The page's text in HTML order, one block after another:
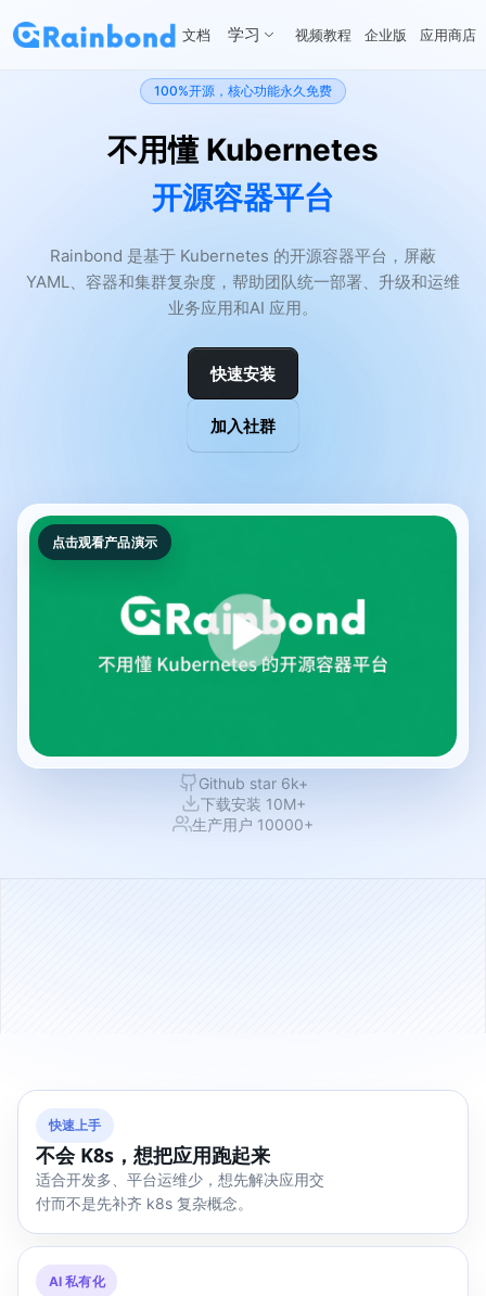
文档 学习 视频教程 企业版 应用商店
100%开源，核心功能永久免费
不用懂 Kubernetes
开源容器平台
Rainbond 是基于 Kubernetes 的开源容器平台，屏蔽
YAML、容器和集群复杂度，帮助团队统一部署、升级和运维
业务应用和AI 应用。
快速安装
加入社群
点击观看产品演示
Github star 6k+
下载安装 10M+
生产用户 10000+
快速上手
不会 K8s，想把应用跑起来
适合开发多、平台运维少，想先解决应用交
付而不是先补齐 k8s 复杂概念。
AI 私有化